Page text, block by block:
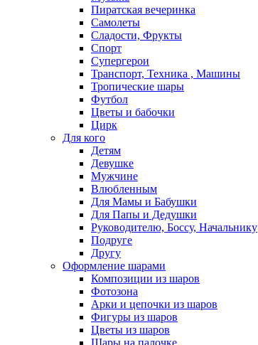
Пиратская вечеринка
Самолеты
Сладости, Фрукты
Спорт
Супергерои
Транспорт, Техника , Машины
Тропические шары
Футбол
Цветы и бабочки
Цирк
Для кого
Детям
Девушке
Мужчине
Влюбленным
Для Мамы и Бабушки
Для Папы и Дедушки
Руководителю, Боссу, Начальнику
Подруге
Другу
Оформление шарами
Композиции из шаров
Фотозона
Арки и цепочки из шаров
Фигуры из шаров
Цветы из шаров
Шары на палочке